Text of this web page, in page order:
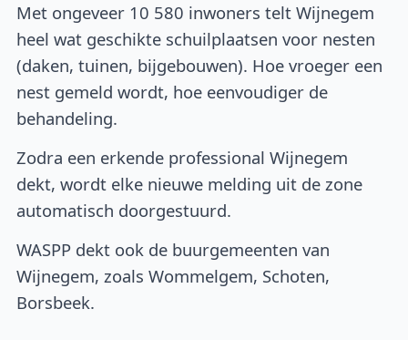
Met ongeveer 10 580 inwoners telt Wijnegem
heel wat geschikte schuilplaatsen voor nesten
(daken, tuinen, bijgebouwen). Hoe vroeger een
nest gemeld wordt, hoe eenvoudiger de
behandeling.
Zodra een erkende professional Wijnegem
dekt, wordt elke nieuwe melding uit de zone
automatisch doorgestuurd.
WASPP dekt ook de buurgemeenten van
Wijnegem, zoals Wommelgem, Schoten,
Borsbeek.